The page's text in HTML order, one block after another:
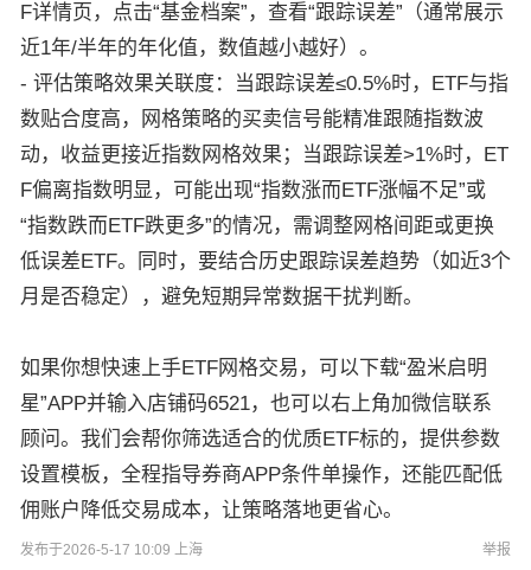
F详情页，点击“基金档案”，查看“跟踪误差”（通常展示
近1年/半年的年化值，数值越小越好）。
- 评估策略效果关联度：当跟踪误差≤0.5%时，ETF与指
数贴合度高，网格策略的买卖信号能精准跟随指数波
动，收益更接近指数网格效果；当跟踪误差>1%时，ET
F偏离指数明显，可能出现“指数涨而ETF涨幅不足”或
“指数跌而ETF跌更多”的情况，需调整网格间距或更换
低误差ETF。同时，要结合历史跟踪误差趋势（如近3个
月是否稳定），避免短期异常数据干扰判断。
如果你想快速上手ETF网格交易，可以下载“盈米启明
星”APP并输入店铺码6521，也可以右上角加微信联系
顾问。我们会帮你筛选适合的优质ETF标的，提供参数
设置模板，全程指导券商APP条件单操作，还能匹配低
佣账户降低交易成本，让策略落地更省心。
发布于2026-5-17 10:09 上海 举报